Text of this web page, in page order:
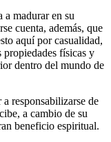
a madurar en su
cuenta, además, que
aquí por casualidad,
propiedades físicas y
dentro del mundo de
responsabilizarse de
a cambio de su
beneficio espiritual.